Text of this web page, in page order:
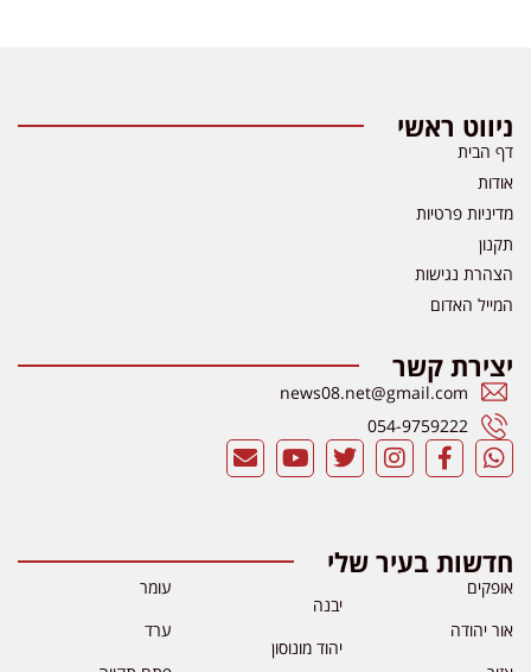
ניווט ראשי
דף הבית
אודות
מדיניות פרטיות
תקנון
הצהרת נגישות
המייל האדום
יצירת קשר
news08.net@gmail.com
054-9759222
חדשות בעיר שלי
אופקים
אור יהודה
יבנה
יהוד מונוסון
עומר
ערד